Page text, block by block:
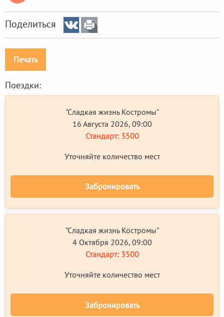
Поделиться
Печать
Поездки:
"Сладкая жизнь Костромы"
16 Августа 2026, 09:00
Стандарт:3500
Уточняйте количество мест
Забронировать
"Сладкая жизнь Костромы"
4 Октября 2026, 09:00
Стандарт:3500
Уточняйте количество мест
Забронировать